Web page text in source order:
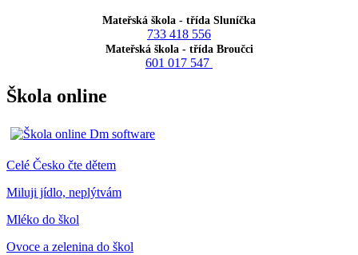
Mateřská škola - třída Sluníčka
733 418 556
Mateřská škola - třída Broučci
601 017 547
Škola online
Celé Česko čte dětem
Miluji jídlo, neplýtvám
Mléko do škol
Ovoce a zelenina do škol